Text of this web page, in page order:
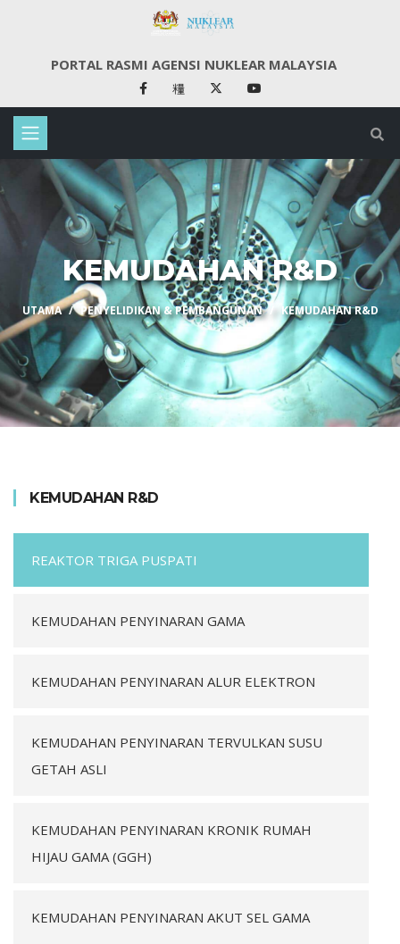
PORTAL RASMI AGENSI NUKLEAR MALAYSIA
KEMUDAHAN R&D
UTAMA PENYELIDIKAN & PEMBANGUNAN KEMUDAHAN R&D
KEMUDAHAN R&D
REAKTOR TRIGA PUSPATI
KEMUDAHAN PENYINARAN GAMA
KEMUDAHAN PENYINARAN ALUR ELEKTRON
KEMUDAHAN PENYINARAN TERVULKAN SUSU
GETAH ASLI
KEMUDAHAN PENYINARAN KRONIK RUMAH
HIJAU GAMA (GGH)
KEMUDAHAN PENYINARAN AKUT SEL GAMA